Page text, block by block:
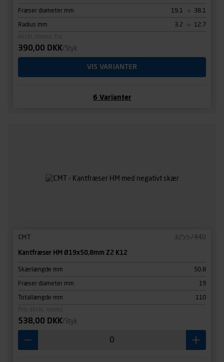
Fræser diameter mm 19.1 38.1
Radius mm 3.2
12.7
390,00 DKK/Styk
VIS VARIANTER
6 Varianter
CMT 32557440
Kantfræser HM Ø19x50,8mm Z2 K12
Skærlængde mm 50.8
Fræser diameter mm 19
Totallængde mm
110
538,00 DKK/Styk